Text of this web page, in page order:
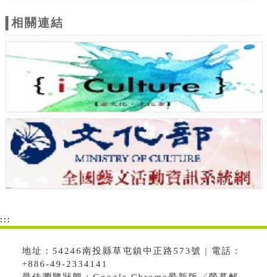
相關連結
:::
地址：54246南投縣草屯鎮中正路573號 | 電話：
+886-49-2334141